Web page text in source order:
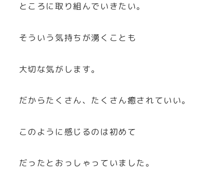
ところに取り組んでいきたい。
そういう気持ちが湧くことも
大切な気がします。
だからたくさん、たくさん癒されていい。
このように感じるのは初めて
だったとおっしゃっていました。